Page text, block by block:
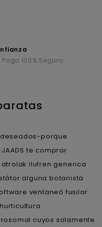
100% Seguro
porque
te comprar
ilufren generica
alguna botanista
ventaneó fusilar
cuyos solamente